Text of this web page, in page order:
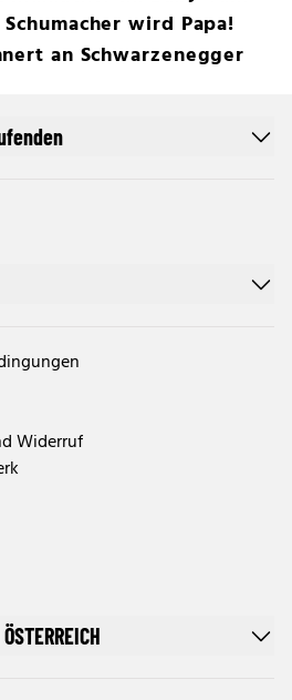
wird Papa!
an Schwarzenegger
Widerruf